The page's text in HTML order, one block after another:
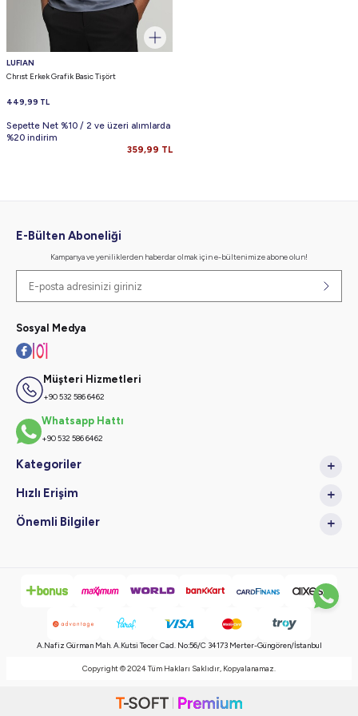
LUFIAN
Chrıst Erkek Grafik Basic Tişört
449,99 TL
Sepette Net %10 / 2 ve üzeri alımlarda
%20 indirim
359,99 TL
E-Bülten Aboneliği
Kampanya ve yeniliklerden haberdar olmak için e-bültenimize abone olun!
Sosyal Medya
Müşteri Hizmetleri
+90 532 586 6462
Whatsapp Hattı
+90 532 586 6462
Kategoriler
Hızlı Erişim
Önemli Bilgiler
A.Nafiz Gürman Mah. A.Kutsi Tecer Cad. No:56/C 34173 Merter-Güngören/İstanbul
Copyright © 2024 Tüm Hakları Saklıdır, Kopyalanamaz.